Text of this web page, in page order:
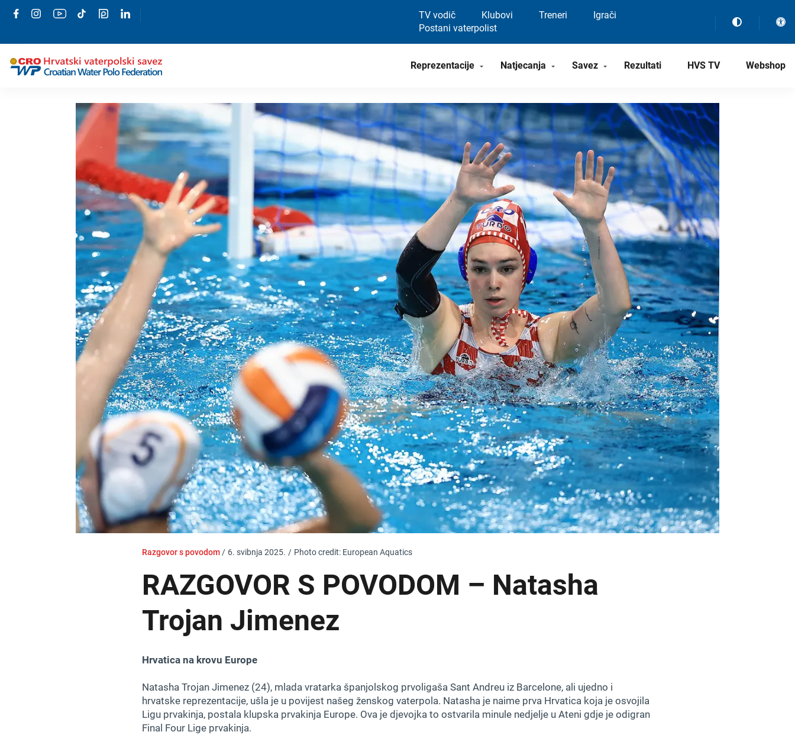
TV vodič Klubovi Treneri
Igrači
Postani vaterpolist
Reprezentacije Natjecanja Savez Rezultati HVS TV Webshop
Razgovor s povodom / 6. svibnja 2025. / Photo credit: European Aquatics
RAZGOVOR S POVODOM – Natasha
Trojan Jimenez
Hrvatica na krovu Europe
Natasha Trojan Jimenez (24), mlada vratarka španjolskog prvoligaša Sant Andreu iz Barcelone, ali ujedno i
hrvatske reprezentacije, ušla je u povijest našeg ženskog vaterpola. Natasha je naime prva Hrvatica koja je osvojila
Ligu prvakinja, postala klupska prvakinja Europe. Ova je djevojka to ostvarila minule nedjelje u Ateni gdje je odigran
Final Four Lige prvakinja.